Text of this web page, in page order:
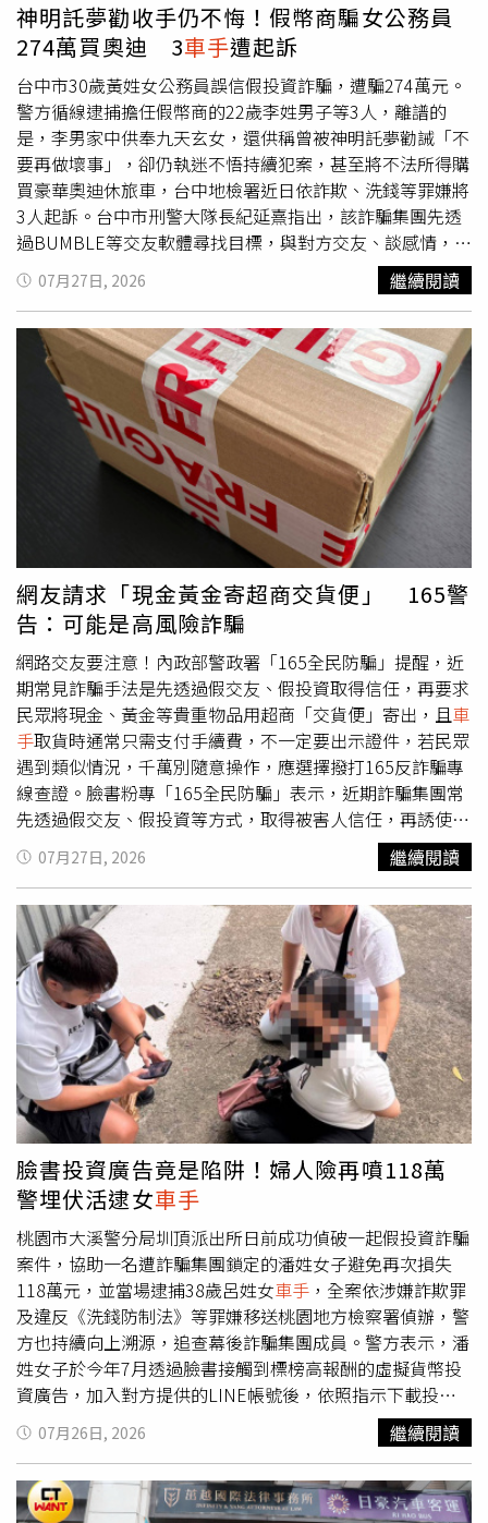
神明託夢勸收手仍不悔！假幣商騙女公務員
274萬買奧迪 3車手遭起訴
台中市30歲黃姓女公務員誤信假投資詐騙，遭騙274萬元。
警方循線逮捕擔任假幣商的22歲李姓男子等3人，離譜的
是，李男家中供奉九天玄女，還供稱曾被神明託夢勸誡「不
要再做壞事」，卻仍執迷不悟持續犯案，甚至將不法所得購
買豪華奧迪休旅車，台中地檢署近日依詐欺、洗錢等罪嫌將
3人起訴。台中市刑警大隊長紀延熹指出，該詐騙集團先透
過BUMBLE等交友軟體尋找目標，與對方交友、談感情，待
取得信任後，再將被害人拉進名為「百萬小學堂」的LINE
投資群組，由假理財專員誆稱透過假投資平台「KADENA」
操作USDT交易，保證獲利、穩賺不賠；任職工部門的黃女
信以為真，依指示多次交付大筆現金，並由李姓男子（22
歲）及同夥假冒「LG幣商」、「D2幣商」與她面交兌換虛
擬貨幣。而李男等人負責收取被害人現金，再將款項層層轉
交上游詐團，藉此切斷金流，每次可抽取2%至3%手續費；
專案小組歷經蒐證分析金流，去年4月持搜索票前往苗栗等
地查緝，逮獲李男、王男及黃男等3人，查扣手機及部分現
金，全案移送台中地檢署偵辦後，檢方近日偵結起訴。值得
注意的是，警方搜索李男住處時，發現家中供奉九天玄女；
李男供稱，神明曾託夢勸他「不要再做壞事了」，但他不僅
未收手，還將犯罪所得揮霍享樂，甚至購買豪華奧迪休旅車
代步，最終仍遭警方查獲送辦。紀延熹呼籲市民，詐騙集團
常利用交友軟體及社群平台，以高獲利投資為誘餌誘騙民
眾，如遇可疑投資訊息，應提高警覺，並立即撥打165反詐
騙專線或110查證，以免落入詐騙陷阱。李男子當詐團車
手，家中供奉的「九天玄女」曾託夢警告「不要再做壞事
了」，他仍繼續行騙，果然落網。（圖／警方提供）
07月27日, 2026 繼續閱讀
網友請求「現金黃金寄超商交貨便」 165警
告：可能是高風險詐騙
網路交友要注意！內政部警政署「165全民防騙」提醒，近
期常見詐騙手法是先透過假交友、假投資取得信任，再要求
民眾將現金、黃金等貴重物品用超商「交貨便」寄出，且車
手取貨時通常只需支付手續費，不一定要出示證件，若民眾
遇到類似情況，千萬別隨意操作，應選擇撥打165反詐騙專
線查證。臉書粉專「165全民防騙」表示，近期詐騙集團常
先透過假交友、假投資等方式，取得被害人信任，再誘使被
害人將現金、黃金等貴重物品，以超商「交貨便」寄送，車
手 再用手機APP掌握包裹進度，前往超商取貨。「165全民
防騙」指出，由於取貨時只需支付「交貨便」手續費，加上
車手到超商取貨時，通常不需要出示證件，也能避免身分曝
光。「165全民防騙」示警，凡是要求透過超商寄送現金、
黃金或其他貴重財物，都可能是高風險詐騙，民眾應立即停
止操作，並撥打165反詐騙專線查證，以避免財產損失。
「165全民防騙」也提醒，若遇上不明寄件代碼，最好不掃
描、步操作，也不要亂交付現金或高價值財務。
07月27日, 2026 繼續閱讀
臉書投資廣告竟是陷阱！婦人險再噴118萬
警埋伏活逮女車手
桃園市大溪警分局圳頂派出所日前成功偵破一起假投資詐騙
案件，協助一名遭詐騙集團鎖定的潘姓女子避免再次損失
118萬元，並當場逮捕38歲呂姓女車手 ，全案依涉嫌詐欺罪
及違反《洗錢防制法》等罪嫌移送桃園地方檢察署偵辦，警
方也持續向上溯源，追查幕後詐騙集團成員。警方表示，潘
姓女子於今年7月透過臉書接觸到標榜高報酬的虛擬貨幣投
資廣告，加入對方提供的LINE帳號後，依照指示下載投資
APP，並在對方不斷以「穩賺不賠」、「保證獲利」等話術
遊說下，逐漸放下戒心，甚至於7月17日前往新北市樹林區
面交170萬元投入所謂的投資。然而，當她準備申請出金
時，詐騙集團卻以操作錯誤導致帳戶遭封鎖為由，要求再支
07月26日, 2026 繼續閱讀